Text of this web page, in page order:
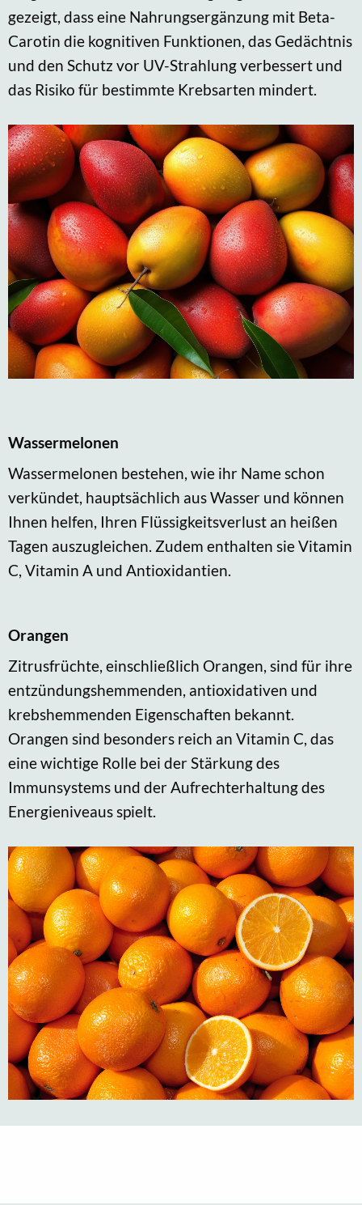
gezeigt, dass eine Nahrungsergänzung mit Beta-
Carotin die kognitiven Funktionen, das Gedächtnis
und den Schutz vor UV-Strahlung verbessert und
das Risiko für bestimmte Krebsarten mindert.
Wassermelonen
Wassermelonen bestehen, wie ihr Name schon
verkündet, hauptsächlich aus Wasser und können
Ihnen helfen, Ihren Flüssigkeitsverlust an heißen
Tagen auszugleichen. Zudem enthalten sie Vitamin
C, Vitamin A und Antioxidantien.
Orangen
Zitrusfrüchte, einschließlich Orangen, sind für ihre
entzündungshemmenden, antioxidativen und
krebshemmenden Eigenschaften bekannt.
Orangen sind besonders reich an Vitamin C, das
eine wichtige Rolle bei der Stärkung des
Immunsystems und der Aufrechterhaltung des
Energieniveaus spielt.